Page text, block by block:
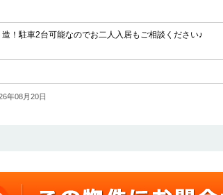
！駐車2台可能なのでお二人入居もご相談ください♪
年08月20日